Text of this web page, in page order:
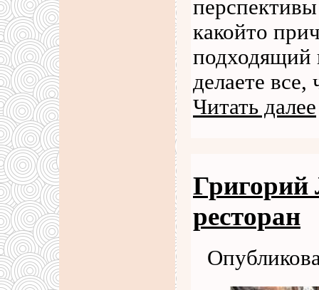
какойто
подходящий
делаете
Читать далее
Григорий
ресторан